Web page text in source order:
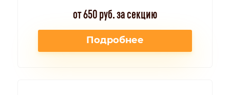
от 650 руб. за секцию
Подробнее